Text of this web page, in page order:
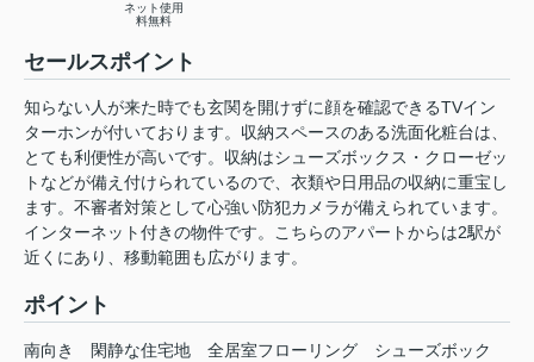
ネット使用
料無料
セールスポイント
知らない人が来た時でも玄関を開けずに顔を確認できるTVイン
ターホンが付いております。収納スペースのある洗面化粧台は、
とても利便性が高いです。収納はシューズボックス・クローゼッ
トなどが備え付けられているので、衣類や日用品の収納に重宝し
ます。不審者対策として心強い防犯カメラが備えられています。
インターネット付きの物件です。こちらのアパートからは2駅が
近くにあり、移動範囲も広がります。
ポイント
南向き 閑静な住宅地 全居室フローリング
シューズボック